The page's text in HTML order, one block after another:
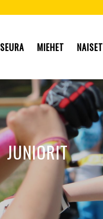
SEURA MIEHET NAISET
JUNIORIT